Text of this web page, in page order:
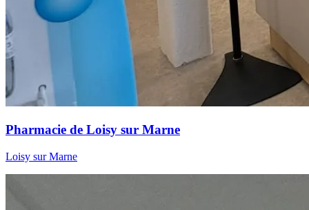
Pharmacie de Loisy sur Marne
Loisy sur Marne